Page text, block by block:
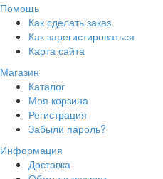
Помощь
Как сделать заказ
Как зарегистироваться
Карта сайта
Магазин
Каталог
Моя корзина
Регистрация
Забыли пароль?
Информация
Доставка